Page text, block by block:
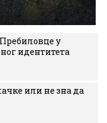
у
идентитета
или не зна да